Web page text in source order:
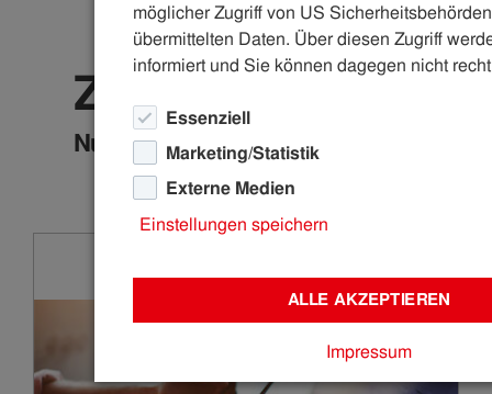
Optionale
Zusatzprodukte
Nur in Verbindung mit unseren
Internetprodukten.
Telefon
möglicher Zugriff von US
übermittelten Daten. Über diesen Zugriff
informiert und Sie können dagegen nicht
Essenziell
Marketing/Statistik
Externe Medien
Einstellungen speichern
ALLE AKZEPTIEREN
Impressum